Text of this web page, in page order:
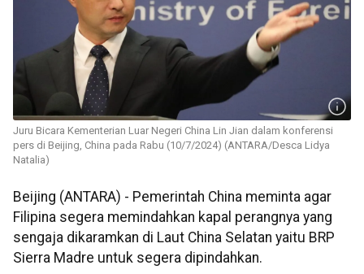
Juru Bicara Kementerian Luar Negeri China Lin Jian dalam konferensi
pers di Beijing, China pada Rabu (10/7/2024) (ANTARA/Desca Lidya
Natalia)
Beijing (ANTARA) - Pemerintah China meminta agar
Filipina segera memindahkan kapal perangnya yang
sengaja dikaramkan di Laut China Selatan yaitu BRP
Sierra Madre untuk segera dipindahkan.